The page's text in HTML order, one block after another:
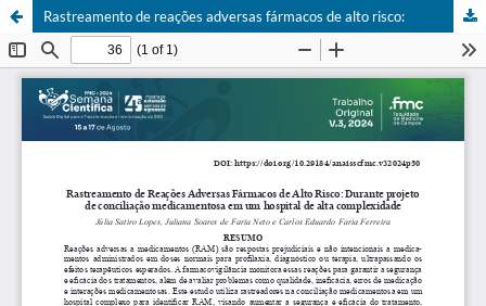
Rastreamento de reações adversas fármacos de alto risco: